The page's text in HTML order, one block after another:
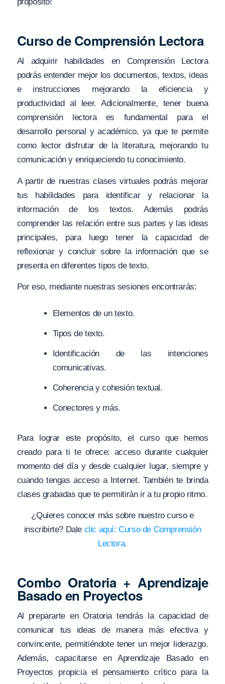
Curso de Comprensión Lectora
Al adquirir habilidades en Comprensión Lectora
podrás entender mejor los documentos, textos, ideas
e instrucciones mejorando la eficiencia y
productividad al leer. Adicionalmente, tener buena
comprensión lectora es fundamental para el
desarrollo personal y académico, ya que te permite
como lector disfrutar de la literatura, mejorando tu
comunicación y enriqueciendo tu conocimiento.
A partir de nuestras clases virtuales podrás mejorar
tus habilidades para identificar y relacionar la
información de los textos. Además podrás
comprender las relación entre sus partes y las ideas
principales, para luego tener la capacidad de
reflexionar y concluir sobre la información que se
presenta en diferentes tipos de texto.
Por eso, mediante nuestras sesiones encontrarás:
Elementos de un texto.
Tipos de texto.
Identificación de las intenciones
comunicativas.
Coherencia y cohesión textual.
Conectores y más.
Para lograr este propósito, el curso que hemos
creado para ti te ofrece: acceso durante cualquier
momento del día y desde cualquier lugar, siempre y
cuando tengas acceso a Internet. También te brinda
clases grabadas que te permitirán ir a tu propio ritmo.
¿Quieres conocer más sobre nuestro curso e
inscribirte? Dale clic aquí: Curso de Comprensión
Lectora.
Combo Oratoria + Aprendizaje
Basado en Proyectos
Al prepararte en Oratoria tendrás la capacidad de
comunicar tus ideas de manera más efectiva y
convincente, permitiéndote tener un mejor liderazgo.
Además, capacitarse en Aprendizaje Basado en
Proyectos propicia el pensamiento crítico para la